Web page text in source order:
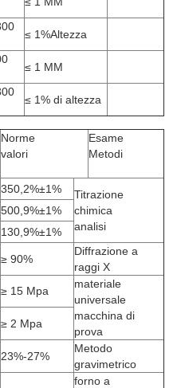
≤ 1%Altezza
≤ 1 MM
≤ 1% di altezza
Norme
valori
Esame
Metodi
350,2%±1%
Titrazione
chimica
analisi
500,9%±1%
130,9%±1%
≥ 90%
Diffrazione a
raggi X
≥ 15 Mpa
materiale
universale
macchina di
prova
≥ 2 Mpa
23%-27%
Metodo
gravimetrico
forno a